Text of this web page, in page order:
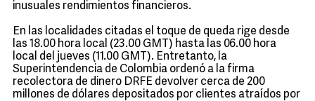
inusuales rendimientos financieros.
En las localidades citadas el toque de queda rige desde
las 18.00 hora local (23.00 GMT) hasta las 06.00 hora
local del jueves (11.00 GMT). Entretanto, la
Superintendencia de Colombia ordenó a la firma
recolectora de dinero DRFE devolver cerca de 200
millones de dólares depositados por clientes atraídos por